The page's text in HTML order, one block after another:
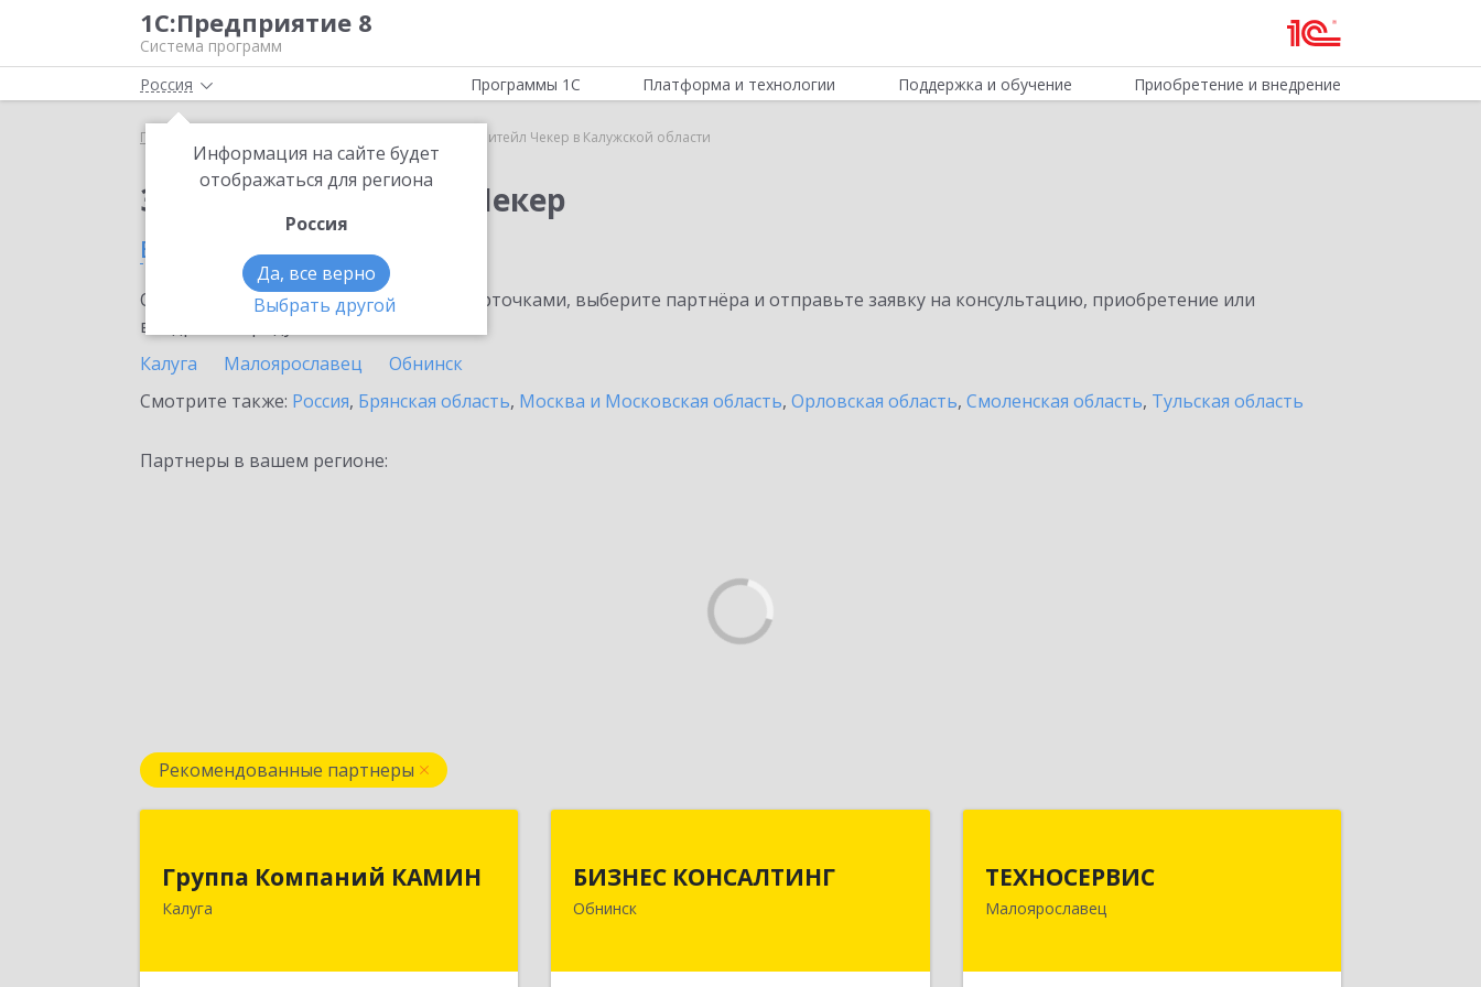
1С:Предприятие 8
Система программ
Россия
Информация на сайте будет
отображаться для региона
Россия
Да, все верно
Выбрать другой
Программы 1С Платформа и технологии Поддержка и обучение Приобретение и внедрение
Главная 1C-Ритейл Чекер в Калужской области
Заказать 1C-Ритейл Чекер
в Калужской области
Ознакомьтесь с информационными карточками, выберите партнёра и отправьте заявку на консультацию, приобретение или
внедрение продукта.
Калуга
Малоярославец
Обнинск
Смотрите также: Россия, Брянская область, Москва и Московская область, Орловская область, Смоленская область, Тульская область
Партнеры в вашем регионе:
Рекомендованные партнеры
Группа Компаний КАМИН
Калуга
Теренинский пер, дом № 6, оф.403
Подробнее
БИЗНЕС КОНСАЛТИНГ
Обнинск
Курчатова ул, дом № 27/2, пом.281
Подробнее
ТЕХНОСЕРВИС
Малоярославец
2а